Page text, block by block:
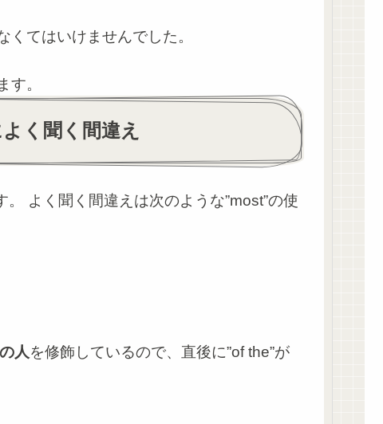
てはいけませんでした。
す。
く聞く間違え
よく聞く間違えは次のような”most”の使
人 を修飾しているので、直後に”of the”が